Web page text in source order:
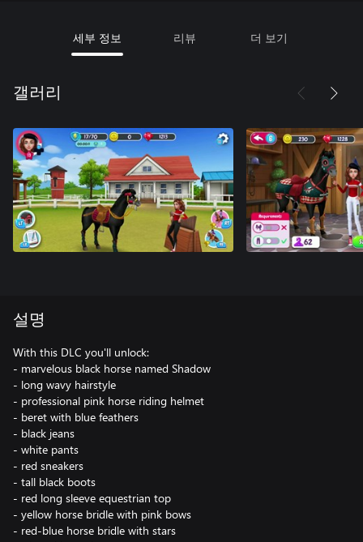
세부 정보 리뷰 더 보기
갤러리
설명
With this DLC you'll unlock:
- marvelous black horse named Shadow
- long wavy hairstyle
- professional pink horse riding helmet
- beret with blue feathers
- black jeans
- white pants
- red sneakers
- tall black boots
- red long sleeve equestrian top
- yellow horse bridle with pink bows
- red-blue horse bridle with stars